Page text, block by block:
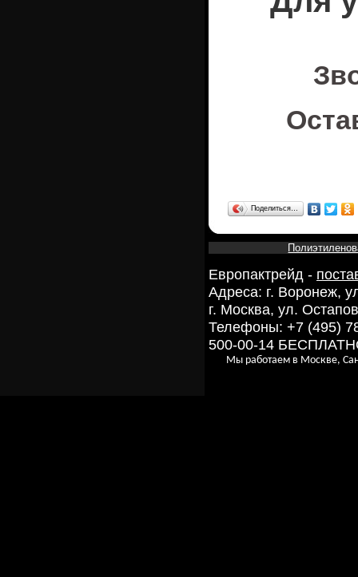
Поделиться…
Европактрейд -
Адреса: г. Воронеж,
г. Москва, ул.
Телефоны: +7 (495)
500-00-14
Мы работаем в Москве,